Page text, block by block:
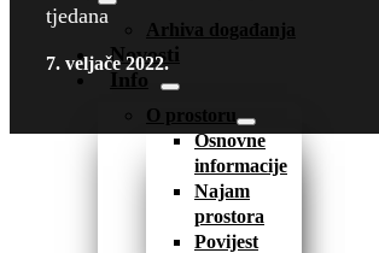
Arhiva događanja
Novosti
Info
O prostoru
Osnovne
informacije
Najam
prostora
Povijest
tjedana
7. veljače 2022.